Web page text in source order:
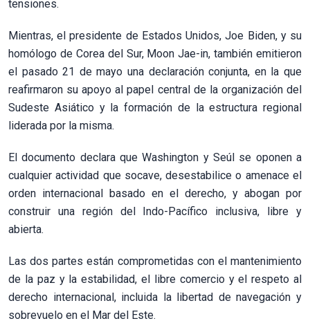
tensiones.
Mientras, el presidente de Estados Unidos, Joe Biden, y su
homólogo de Corea del Sur, Moon Jae-in, también emitieron
el pasado 21 de mayo una declaración conjunta, en la que
reafirmaron su apoyo al papel central de la organización del
Sudeste Asiático y la formación de la estructura regional
liderada por la misma.
El documento declara que Washington y Seúl se oponen a
cualquier actividad que socave, desestabilice o amenace el
orden internacional basado en el derecho, y abogan por
construir una región del Indo-Pacífico inclusiva, libre y
abierta.
Las dos partes están comprometidas con el mantenimiento
de la paz y la estabilidad, el libre comercio y el respeto al
derecho internacional, incluida la libertad de navegación y
sobrevuelo en el Mar del Este.